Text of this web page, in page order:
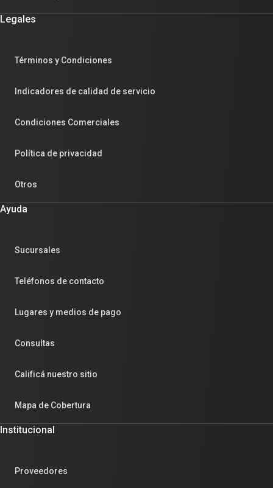
Legales
Términos y Condiciones
Indicadores de calidad de servicio
Condiciones Comerciales
Política de privacidad
Otros
Ayuda
Sucursales
Teléfonos de contacto
Lugares y medios de pago
Consultas
Calificá nuestro sitio
Mapa de Cobertura
Institucional
Proveedores